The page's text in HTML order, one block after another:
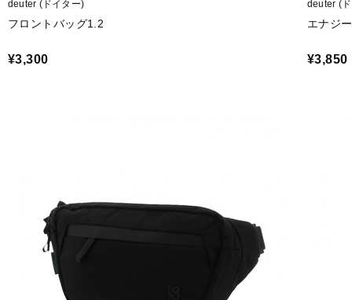
deuter (ドイター)
フロントバッグ1.2
¥3,300
deuter (
エナジ
¥3,850